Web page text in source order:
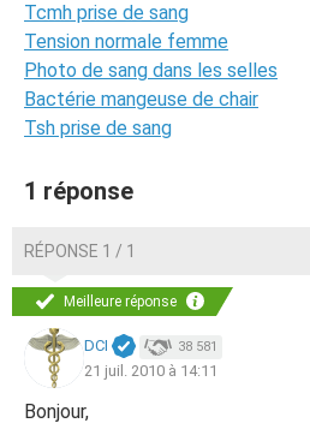
Tcmh prise de sang
Tension normale femme
Photo de sang dans les selles
Bactérie mangeuse de chair
Tsh prise de sang
1 réponse
RÉPONSE 1 / 1
Meilleure réponse
DCI 38 581
21 juil. 2010 à 14:11
Bonjour,